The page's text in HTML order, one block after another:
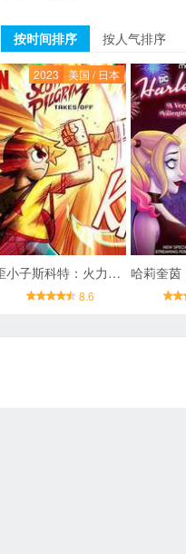
按时间排序 按人气排序
2023 美国 / 日本
歪小子斯科特：火力全开
8.6